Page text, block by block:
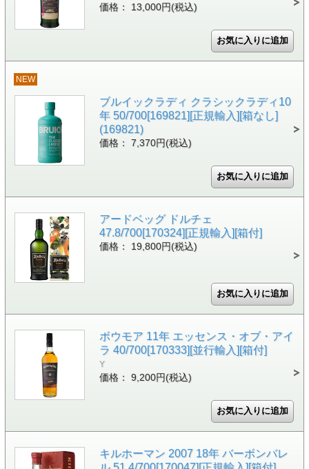
価格： 13,000円(税込)
NEW
ブルイックラディ クラシックラディ10
年 50/700[169821][正規輸入][箱なし]
(169821)
価格： 7,370円(税込)
アードベッグ ドルチェ
47.8/700[170324][正規輸入][箱付]
価格： 19,800円(税込)
ボウモア 11年 エッセンス・オブ・アイ
ラ 40/700[170333][並行輸入][箱付]
Y
価格： 9,200円(税込)
キルホーマン 2007 18年 バーボンバレ